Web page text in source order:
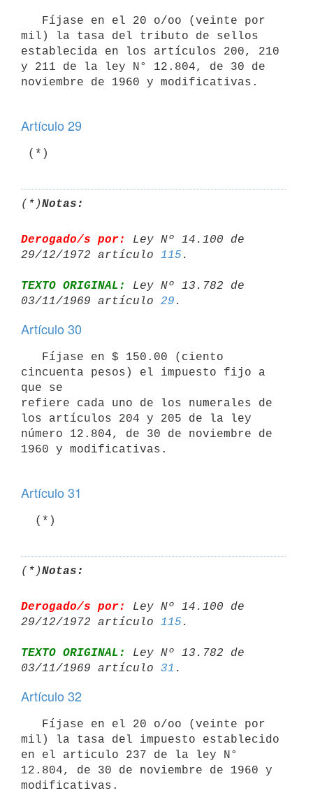
mil) la tasa del tributo de sellos
establecida en los artículos 200, 210
y 211 de la ley N° 12.804, de 30 de
noviembre de 1960 y modificativas.
Artículo 29
(*)Notas:
Derogado/s por:
Ley Nº 14.100 de
29/12/1972 artículo 115
TEXTO ORIGINAL:
Ley Nº 13.782 de
03/11/1969 artículo 29
Artículo 30
cincuenta pesos) el impuesto fijo a
que se
refiere cada uno de los numerales de
los artículos 204 y 205 de la ley
número 12.804, de 30 de noviembre de
1960 y modificativas.
Artículo 31
  (*)
(*)Notas:
Derogado/s por:
Ley Nº 14.100 de
29/12/1972 artículo 115
TEXTO ORIGINAL:
Ley Nº 13.782 de
03/11/1969 artículo 31
Artículo 32
mil) la tasa del impuesto establecido
en el articulo 237 de la ley N°
12.804, de 30 de noviembre de 1960 y
modificativas.